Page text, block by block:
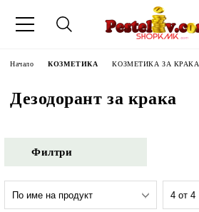
Начало КОЗМЕТИКА КОЗМЕТИКА ЗА КРАКА
Дезодорант за крака
Филтри